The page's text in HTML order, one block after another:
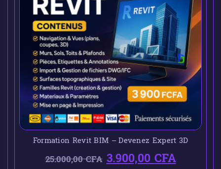
Formation Revit BIM – Devenez Expert 3D
25.000,00CFA 3.900,00CFA